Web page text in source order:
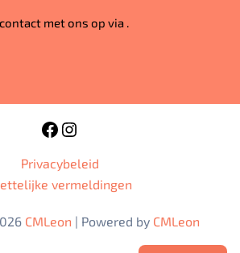
met ons op via .
Privacybeleid
vermeldingen
CMLeon | Powered by CMLeon